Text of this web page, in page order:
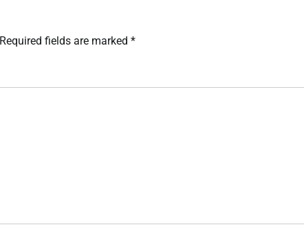
Required fields are marked *